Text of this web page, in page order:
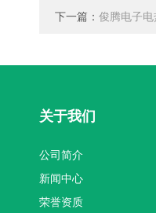
下一篇： 俊腾电子
关于我们
公司简介
新闻中心
荣誉资质